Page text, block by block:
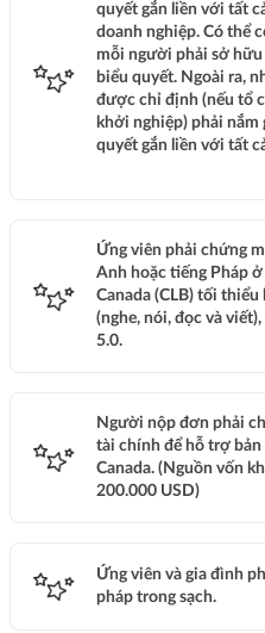
quyết gắn liền với tất
doanh nghiệp. Có thể
mỗi người phải sở hữu
biểu quyết. Ngoài ra,
được chỉ định (nếu tổ
khởi nghiệp) phải
quyết gắn liền với tất
Ứng viên phải chứng
Anh hoặc tiếng Pháp
Canada (CLB) tối thiểu
(nghe, nói, đọc và
5.0.
Người nộp đơn phải
tài chính để hỗ trợ
Canada. (Nguồn vốn
200.000 USD)
Ứng viên và gia đình
pháp trong sạch.